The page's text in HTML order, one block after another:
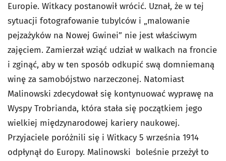
Europie. Witkacy postanowił wrócić. Uznał, że w tej
sytuacji fotografowanie tubylców i „malowanie
pejzażyków na Nowej Gwinei” nie jest właściwym
zajęciem. Zamierzał wziąć udział w walkach na froncie
i zginąć, aby w ten sposób odkupić swą domniemaną
winę za samobójstwo narzeczonej. Natomiast
Malinowski zdecydował się kontynuować wyprawę na
Wyspy Trobrianda, która stała się początkiem jego
wielkiej międzynarodowej kariery naukowej.
Przyjaciele poróżnili się i Witkacy 5 września 1914
odpłynął do Europy. Malinowski boleśnie przeżył to